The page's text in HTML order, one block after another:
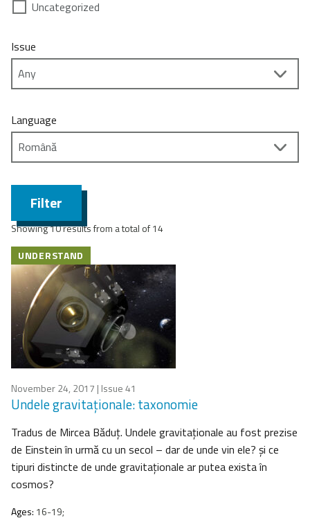
Uncategorized
Issue
Language
Filter
Showing 10 results from a total of 14
UNDERSTAND
November 24, 2017 | Issue 41
Undele gravitaţionale: taxonomie
Tradus de Mircea Băduţ. Undele gravitaţionale au fost prezise
de Einstein în urmă cu un secol – dar de unde vin ele? şi ce
tipuri distincte de unde gravitaţionale ar putea exista în
cosmos?
Ages: 16-19;